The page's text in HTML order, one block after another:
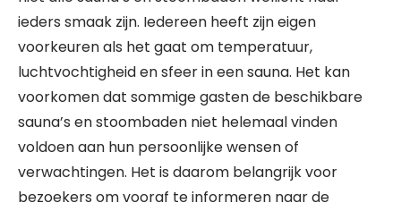
ieders smaak zijn. Iedereen heeft zijn eigen
voorkeuren als het gaat om temperatuur,
luchtvochtigheid en sfeer in een sauna. Het kan
voorkomen dat sommige gasten de beschikbare
sauna’s en stoombaden niet helemaal vinden
voldoen aan hun persoonlijke wensen of
verwachtingen. Het is daarom belangrijk voor
bezoekers om vooraf te informeren naar de